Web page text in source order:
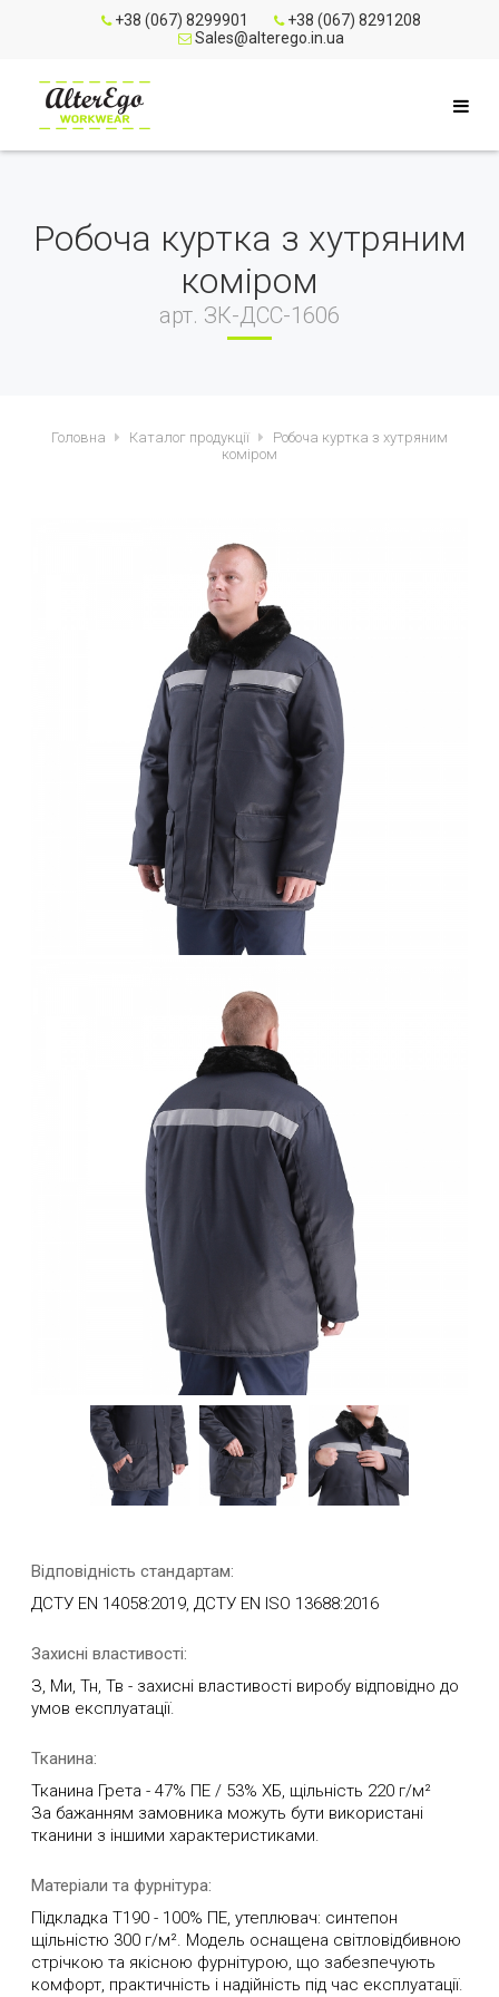
+38 (067) 8299901
+38 (067) 8291208
Sales@alterego.in.ua
Робоча куртка з хутряним
коміром
арт. ЗК-ДСС-1606
Головна Каталог продукції
Робоча куртка з хутряним
коміром
Відповідність стандартам:
ДСТУ EN 14058:2019, ДСТУ EN ISO 13688:2016
Захисні властивості:
З, Ми, Тн, Тв - захисні властивості виробу відповідно до
умов експлуатації.
Тканина:
Тканина Грета - 47% ПЕ / 53% ХБ, щільність 220 г/м²
За бажанням замовника можуть бути використані
тканини з іншими характеристиками.
Матеріали та фурнітура:
Підкладка T190 - 100% ПЕ, утеплювач: синтепон
щільністю 300 г/м². Модель оснащена світловідбивною
стрічкою та якісною фурнітурою, що забезпечують
комфорт, практичність і надійність під час експлуатації.